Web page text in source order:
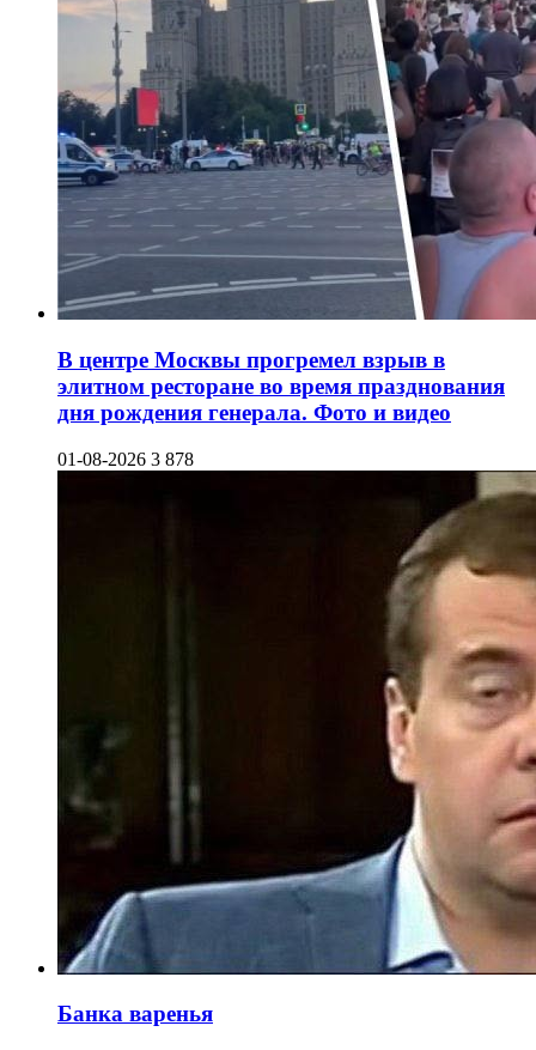
В центре Москвы прогремел взрыв в
элитном ресторане во время празднования
дня рождения генерала. Фото и видео
01-08-2026 3 878
Банка варенья